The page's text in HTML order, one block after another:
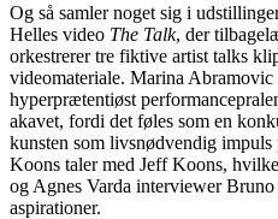
Og så samler noget sig i
Helles video The Talk, der
orkestrerer tre fiktive artist talks
videomateriale. Marina
hyperprætentiøst
akavet, fordi det føles som en
kunsten som livsnødvendig
Koons taler med Jeff Koons,
og Agnes Varda interviewer
aspirationer.